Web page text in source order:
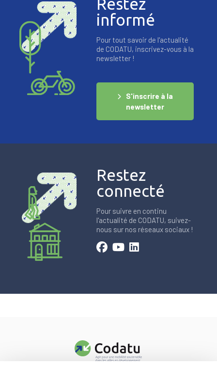
Restez
informé
Pour tout savoir de l'actualité
de CODATU, inscrivez-vous à la
newsletter !
S'inscrire à la
newsletter
Restez
connecté
Pour suivre en continu
l'actualité de CODATU, suivez-
nous sur nos réseaux sociaux !